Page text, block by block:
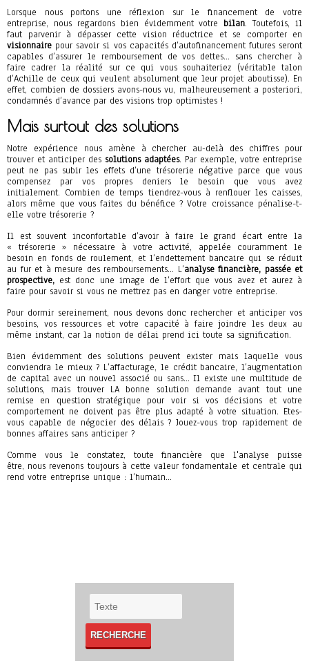
Lorsque nous portons une réflexion sur le financement de votre
entreprise, nous regardons bien évidemment votre bilan. Toutefois, il
faut parvenir à dépasser cette vision réductrice et se comporter en
visionnaire pour savoir si vos capacités d’autofinancement futures seront
capables d’assurer le remboursement de vos dettes… sans chercher à
faire cadrer la réalité sur ce qui vous souhaiteriez (véritable talon
d’Achille de ceux qui veulent absolument que leur projet aboutisse). En
effet, combien de dossiers avons-nous vu, malheureusement a posteriori,
condamnés d’avance par des visions trop optimistes !
Mais surtout des solutions
Notre expérience nous amène à chercher au-delà des chiffres pour
trouver et anticiper des solutions adaptées. Par exemple, votre entreprise
peut ne pas subir les effets d’une trésorerie négative parce que vous
compensez par vos propres deniers le besoin que vous avez
initialement. Combien de temps tiendrez-vous à renflouer les caisses,
alors même que vous faites du bénéfice ? Votre croissance pénalise-t-
elle votre trésorerie ?
Il est souvent inconfortable d’avoir à faire le grand écart entre la
« trésorerie » nécessaire à votre activité, appelée couramment le
besoin en fonds de roulement, et l’endettement bancaire qui se réduit
au fur et à mesure des remboursements… L’analyse financière, passée et
prospective, est donc une image de l’effort que vous avez et aurez à
faire pour savoir si vous ne mettrez pas en danger votre entreprise.
Pour dormir sereinement, nous devons donc rechercher et anticiper vos
besoins, vos ressources et votre capacité à faire joindre les deux au
même instant, car la notion de délai prend ici toute sa signification.
Bien évidemment des solutions peuvent exister mais laquelle vous
conviendra le mieux ? L’affacturage, le crédit bancaire, l’augmentation
de capital avec un nouvel associé ou sans… Il existe une multitude de
solutions, mais trouver LA bonne solution demande avant tout une
remise en question stratégique pour voir si vos décisions et votre
comportement ne doivent pas être plus adapté à votre situation. Etes-
vous capable de négocier des délais ? Jouez-vous trop rapidement de
bonnes affaires sans anticiper ?
Comme vous le constatez, toute financière que l'analyse puisse
être, nous revenons toujours à cette valeur fondamentale et centrale qui
rend votre entreprise unique : l’humain…